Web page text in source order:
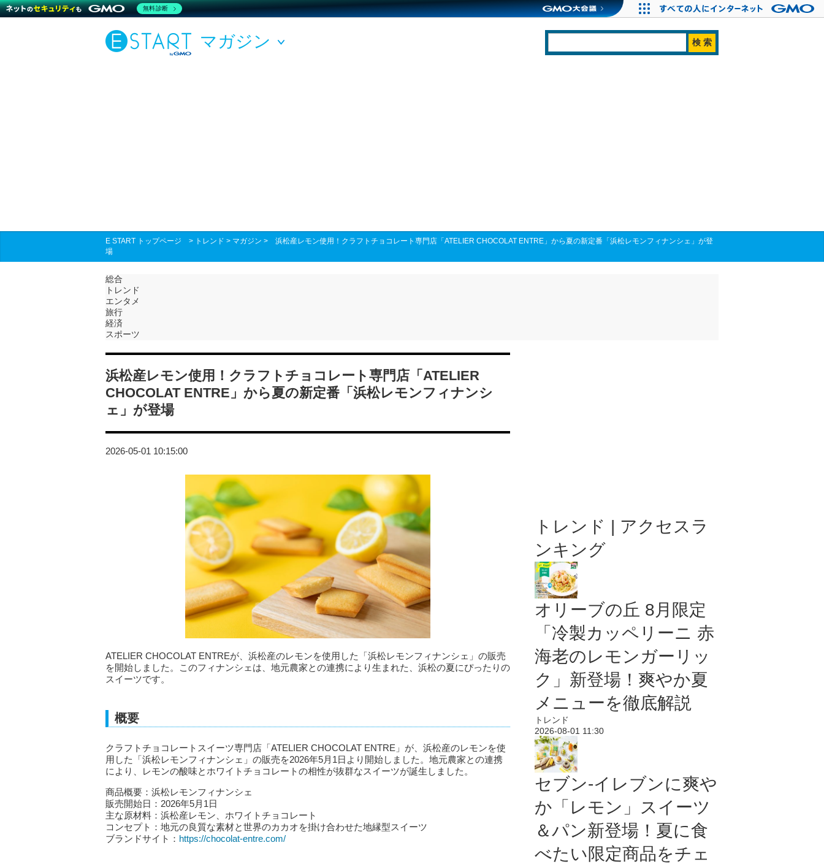
マガジン
E START トップページ > トレンド > マガジン > 浜松産レモン使用！クラフトチョコレート専門店「ATELIER CHOCOLAT ENTRE」から夏の新定番「浜松レモンフィナンシェ」が登
場
総合
トレンド
エンタメ
旅行
経済
スポーツ
浜松産レモン使用！クラフトチョコレート専門店「ATELIER
CHOCOLAT ENTRE」から夏の新定番「浜松レモンフィナンシ
ェ」が登場
2026-05-01 10:15:00
ATELIER CHOCOLAT ENTREが、浜松産のレモンを使用した「浜松レモンフィナンシェ」の販売
を開始しました。このフィナンシェは、地元農家との連携により生まれた、浜松の夏にぴったりの
スイーツです。
概要
クラフトチョコレートスイーツ専門店「ATELIER CHOCOLAT ENTRE」が、浜松産のレモンを使
用した「浜松レモンフィナンシェ」の販売を2026年5月1日より開始しました。地元農家との連携
により、レモンの酸味とホワイトチョコレートの相性が抜群なスイーツが誕生しました。
商品概要：浜松レモンフィナンシェ
販売開始日：2026年5月1日
主な原材料：浜松産レモン、ホワイトチョコレート
コンセプト：地元の良質な素材と世界のカカオを掛け合わせた地縁型スイーツ
ブランドサイト： https://chocolat-entre.com/
トレンド | アクセスラ
ンキング
オリーブの丘 8月限定
「冷製カッペリーニ 赤
海老のレモンガーリッ
ク」新登場！爽やか夏
メニューを徹底解説
トレンド
2026-08-01 11:30
セブン‐イレブンに爽や
か「レモン」スイーツ
＆パン新登場！夏に食
べたい限定商品をチェ
無料診断